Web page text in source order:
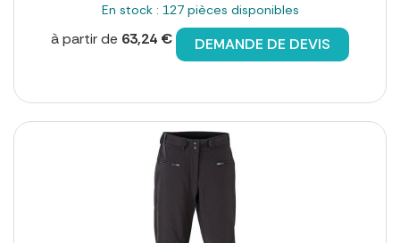
En stock : 127 pièces disponibles
à partir de 63,24 € DEMANDE DE DEVIS